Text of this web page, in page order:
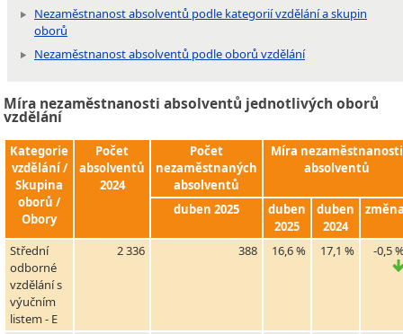
Nezaměstnanost absolventů podle kategorií vzdělání a skupin
oborů
Nezaměstnanost absolventů podle oborů vzdělání
Míra nezaměstnanosti absolventů jednotlivých oborů
vzdělání
Kategorie
vzdělání /
Skupina
oborů /
Obory
Počet
absolventů
2024
Počet
nezaměstnaných
absolventů
Míra nezaměstnanosti
absolventů
duben 2025
duben
2025
duben
2024
Střední
odborné
vzdělání s
výučním
listem - E
2 336 388 16,6 % 17,1 % -0,5